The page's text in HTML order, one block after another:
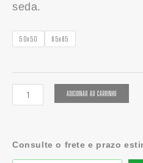
seda.
50x50 65x65
ADICIONAR AO CARRINHO
Consulte o frete e prazo